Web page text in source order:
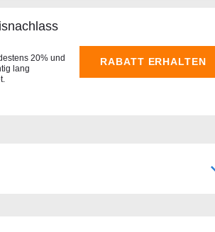
20% und
lang
RABATT ERHALTEN